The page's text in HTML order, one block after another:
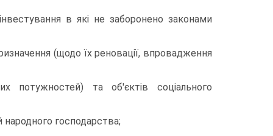
в які не заборонено законами
(щодо їх реновації, впровадження
потужностей) та об'єктів соціального
народного господарства;